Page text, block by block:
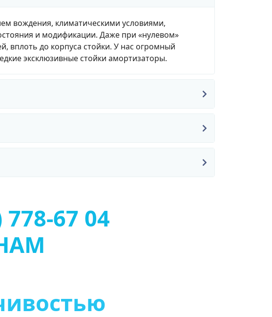
вождения, климатическими условиями,
и модификации. Даже при «нулевом»
вплоть до корпуса стойки. У нас огромный
эксклюзивные стойки амортизаторы.
67 04
фортом